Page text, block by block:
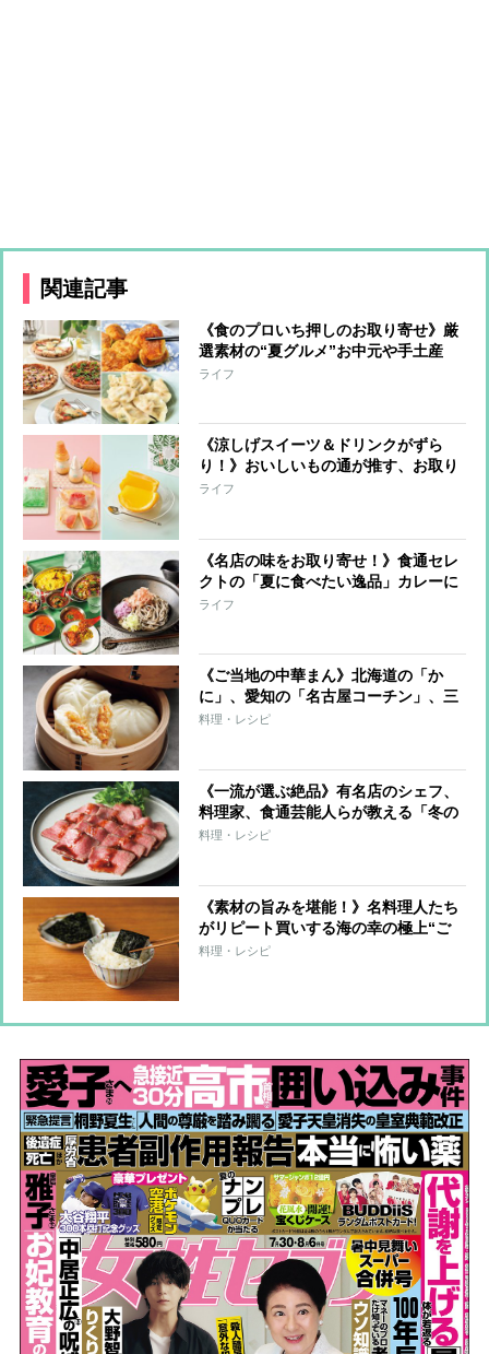
関連記事
《食のプロいち押しのお取り寄せ》厳
選素材の“夏グルメ”お中元や手土産
に！
ライフ
《涼しげスイーツ＆ドリンクがずら
り！》おいしいもの通が推す、お取り
寄せ可能な逸品
ライフ
《名店の味をお取り寄せ！》食通セレ
クトの「夏に食べたい逸品」カレーに
鰻など6品を厳選
ライフ
《ご当地の中華まん》北海道の「か
に」、愛知の「名古屋コーチン」、三
重の「松阪牛」など王道から変わり種
料理・レシピ
《一流が選ぶ絶品》有名店のシェフ、
料理家、食通芸能人らが教える「冬の
お取り寄せ」
料理・レシピ
《素材の旨みを堪能！》名料理人たち
がリピート買いする海の幸の極上“ご
飯のお供”6品
料理・レシピ